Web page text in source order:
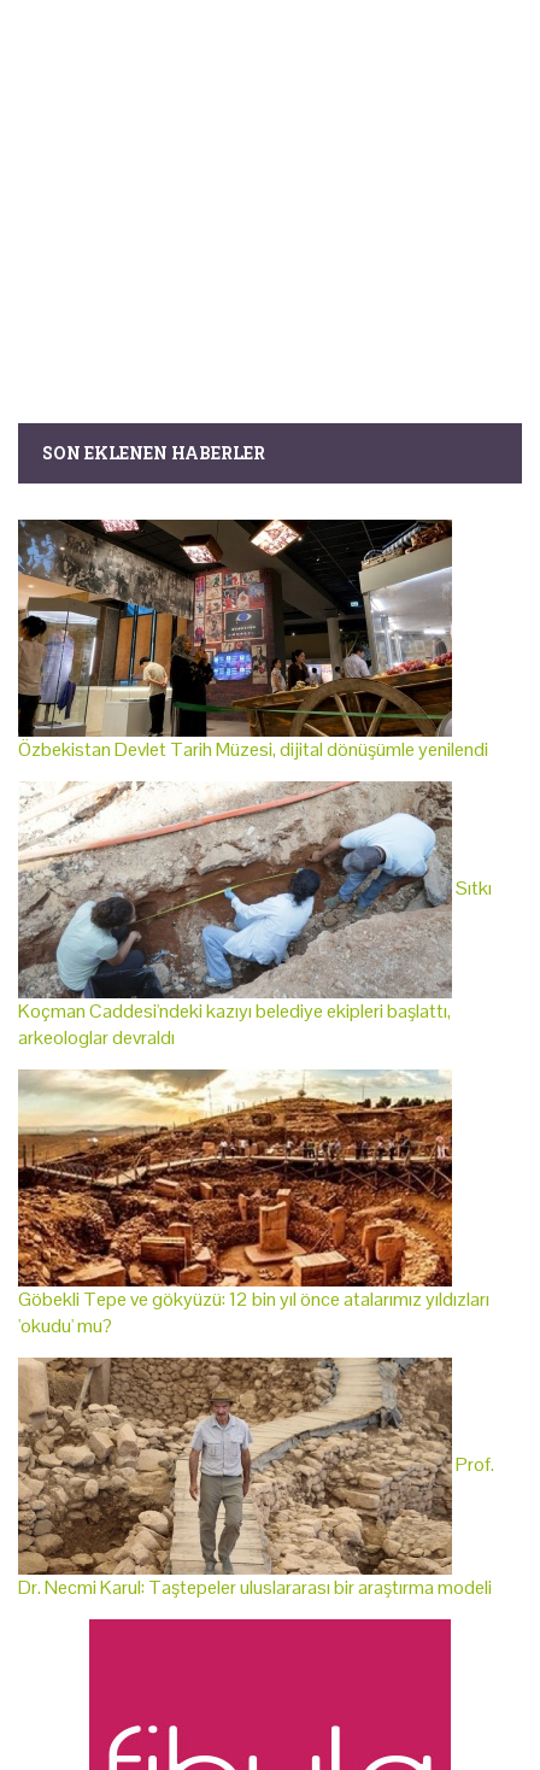
SON EKLENEN HABERLER
Özbekistan Devlet Tarih Müzesi, dijital dönüşümle yenilendi
Sıtkı
Koçman Caddesi'ndeki kazıyı belediye ekipleri başlattı,
arkeologlar devraldı
Göbekli Tepe ve gökyüzü: 12 bin yıl önce atalarımız yıldızları
'okudu' mu?
Prof.
Dr. Necmi Karul: Taştepeler uluslararası bir araştırma modeli